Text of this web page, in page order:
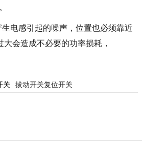
电感引起的噪声，位置也必须靠近
大会造成不必要的功率损耗，
关 拔动开关复位开关